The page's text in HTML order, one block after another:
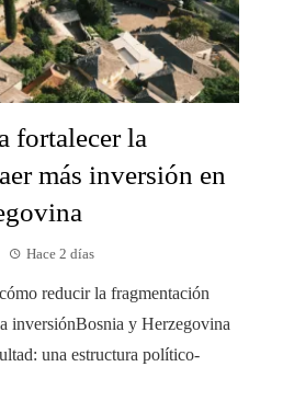
fortalecer la
más inversión en
Hace 2 días
reducir la fragmentación
inversiónBosnia y Herzegovina
una estructura político-